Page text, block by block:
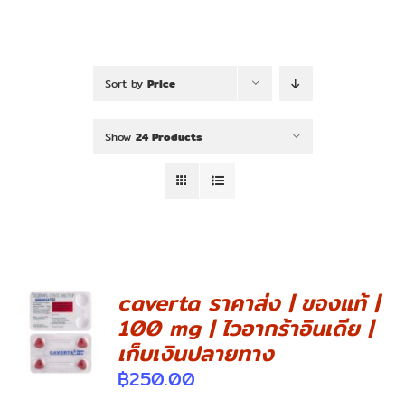
Sort by Price
Show 24 Products
DETAILS
caverta ราคาส่ง | ของแท้ |
100 mg | ไวอากร้าอินเดีย |
เก็บเงินปลายทาง
฿250.00